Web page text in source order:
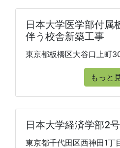
日本大学医学部付属
伴う校舎新築工事
東京都板橋区大谷口上町
もっと
日本大学経済学部2
東京都千代田区西神田1丁